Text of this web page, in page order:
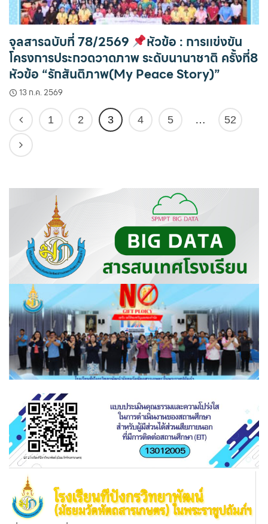
จุลสารฉบับที่ 78/2569
หัวข้อ : การเเข่งขัน
โครงการประกวดวาดภาพ ระดับนานาชาติ ครั้งที่8
หัวข้อ “รักสันติภาพ(My Peace Story)”
13 ก.ค. 2569
1 2 3 4 5 … 52